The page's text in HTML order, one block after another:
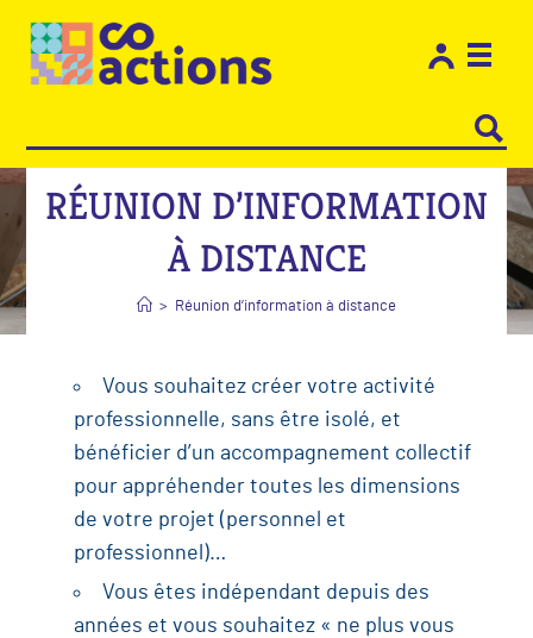
RÉUNION D’INFORMATION
À DISTANCE
> Réunion d’information à distance
Vous souhaitez créer votre activité
professionnelle, sans être isolé, et
bénéficier d’un accompagnement collectif
pour appréhender toutes les dimensions
de votre projet (personnel et
professionnel)…
Vous êtes indépendant depuis des
années et vous souhaitez « ne plus vous